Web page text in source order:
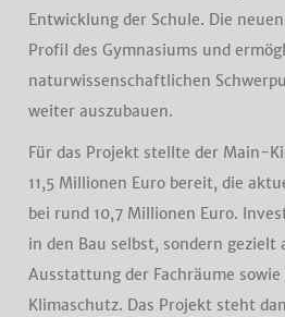
Entwicklung der Schule. Die
Profil des Gymnasiums und
naturwissenschaftlichen
weiter auszubauen.
Für das Projekt stellte der Main-
11,5 Millionen Euro bereit, die
bei rund 10,7 Millionen Euro.
in den Bau selbst, sondern gezielt
Ausstattung der Fachräume
Klimaschutz. Das Projekt steht